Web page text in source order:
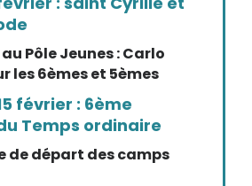
Pôle Jeunes : Carlo
les 6èmes et 5èmes
février : 6ème
Temps ordinaire
de départ des camps